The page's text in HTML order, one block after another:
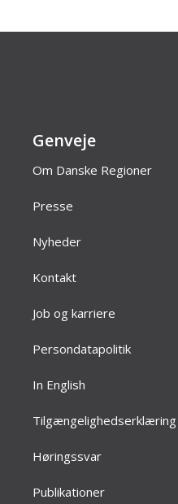
Genveje
Om Danske Regioner
Presse
Nyheder
Kontakt
Job og karriere
Persondatapolitik
In English
Tilgængelighedserklæring
Høringssvar
Publikationer